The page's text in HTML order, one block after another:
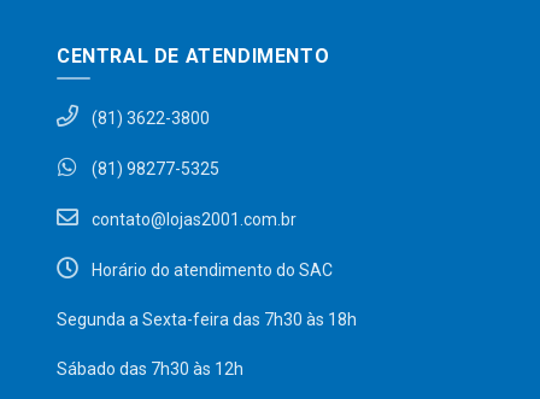
CENTRAL DE ATENDIMENTO
(81) 3622-3800
(81) 98277-5325
contato@lojas2001.com.br
Horário do atendimento do SAC
Segunda a Sexta-feira das 7h30 às 18h
Sábado das 7h30 às 12h